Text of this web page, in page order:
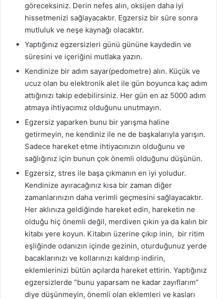
göreceksiniz. Derin nefes alın, oksijen daha iyi
hissetmenizi sağlayacaktır. Egzersiz bir süre sonra
mutluluk ve neşe kaynağı olacaktır.
Yaptığınız egzersizleri günü gününe kaydedin ve
süresini ve içeriğini mutlaka yazın.
Kendinize bir adım sayar(pedometre) alın. Küçük ve
ucuz olan bu elektronik alet ile gün boyunca kaç adım
attığınızı takip edebilirsiniz. Her gün en az 5000 adım
atmaya ihtiyacımız olduğunu unutmayın.
Egzersiz yaparken bunu bir yarışma haline
getirmeyin, ne kendiniz ile ne de başkalarıyla yarışın.
Sadece hareket etme ihtiyacınızın olduğunu ve
sağlığınız için bunun çok önemli olduğunu düşünün.
Egzersiz, stres ile başa çıkmanın en iyi yoludur.
Kendinize ayıracağınız kısa bir zaman diğer
zamanlarınızın daha verimli geçmesini sağlayacaktır.
Her aklınıza geldiğinde hareket edin, hareketin ne
olduğu hiç önemli değil, merdiven çıkın ya da kalın bir
kitabı yere koyun. Kitabın üzerine çıkıp inin, bir ritim
eşliğinde odanızın içinde gezinin, oturduğunuz yerde
bacaklarınızı ve kollarınızı kaldırıp indirin,
eklemlerinizi bütün açılarda hareket ettirin. Yaptığınız
egzersizlerde “bunu yaparsam ne kadar zayıflarım”
diye düşünmeyin, önemli olan eklemleri ve kasları